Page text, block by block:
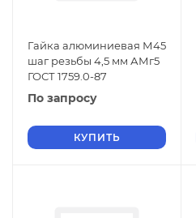
Гайка алюминиевая М45
шаг резьбы 4,5 мм АМг5
ГОСТ 1759.0-87
По запросу
КУПИТЬ